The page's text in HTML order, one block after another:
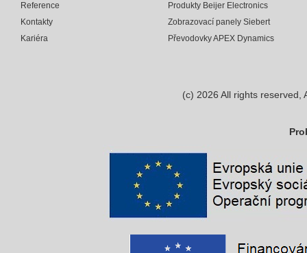
Reference
Kontakty
Kariéra
Produkty Beijer Electronics
Zobrazovací panely Siebert
Převodovky APEX Dynamics
(c) 2026 All rights reserved,